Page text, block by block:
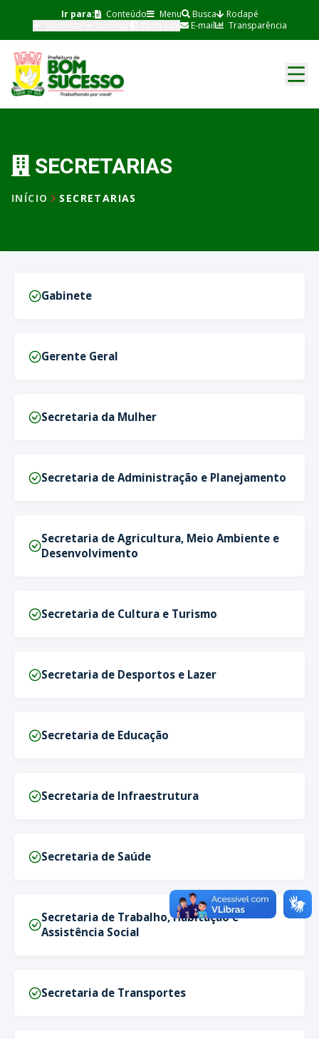
Ir para: Conteúdo Menu Busca
Rodapé
E-mail Transparência
SECRETARIAS
INÍCIO SECRETARIAS
Gabinete
Gerente Geral
Secretaria da Mulher
Secretaria de Administração e Planejamento
Secretaria de Agricultura, Meio Ambiente e
Desenvolvimento
Secretaria de Cultura e Turismo
Secretaria de Desportos e Lazer
Secretaria de Educação
Secretaria de Infraestrutura
Secretaria de Saúde
Secretaria de Trabalho, Habitação e
Assistência Social
Secretaria de Transportes